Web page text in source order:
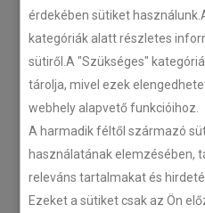
érdekében sütiket
kategóriák alatt részletes
sütiről.A "Szükséges"
tárolja, mivel ezek
webhely alapvető funkcióihoz.
A harmadik féltől származó
használatának elemzésében,
releváns tartalmakat és
Ezeket a sütiket csak az Ön